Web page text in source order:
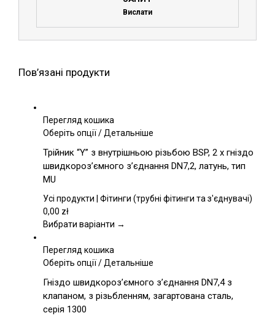
Вислати
Пов’язані продукти
Перегляд кошика
Оберіть опціїЦей
має
кілька
Параметри
вибрати
сторінці
товару
/Детальніше
Трійник “Y” з внутрішньою різьбою BSP, 2 x гніздо
швидкороз’ємного з’єднання DN7,2, латунь, тип
MU
Усі продукти | Фітинги (трубні фітинги та з'єднувачі)
0,00 zł
Вибрати варіанти →
Перегляд кошика
Оберіть опціїЦей
має
кілька
/Детальніше
Гніздо швидкороз’ємного з’єднання DN7,4 з
клапаном, з різьбленням, загартована сталь,
серія 1300